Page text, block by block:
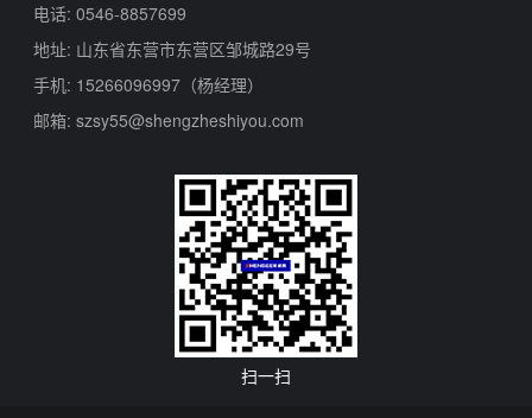
电话: 0546-8857699
地址: 山东省东营市东营区邹城路29号
手机: 15266096997（杨经理）
邮箱: szsy55@shengzheshiyou.com
扫一扫